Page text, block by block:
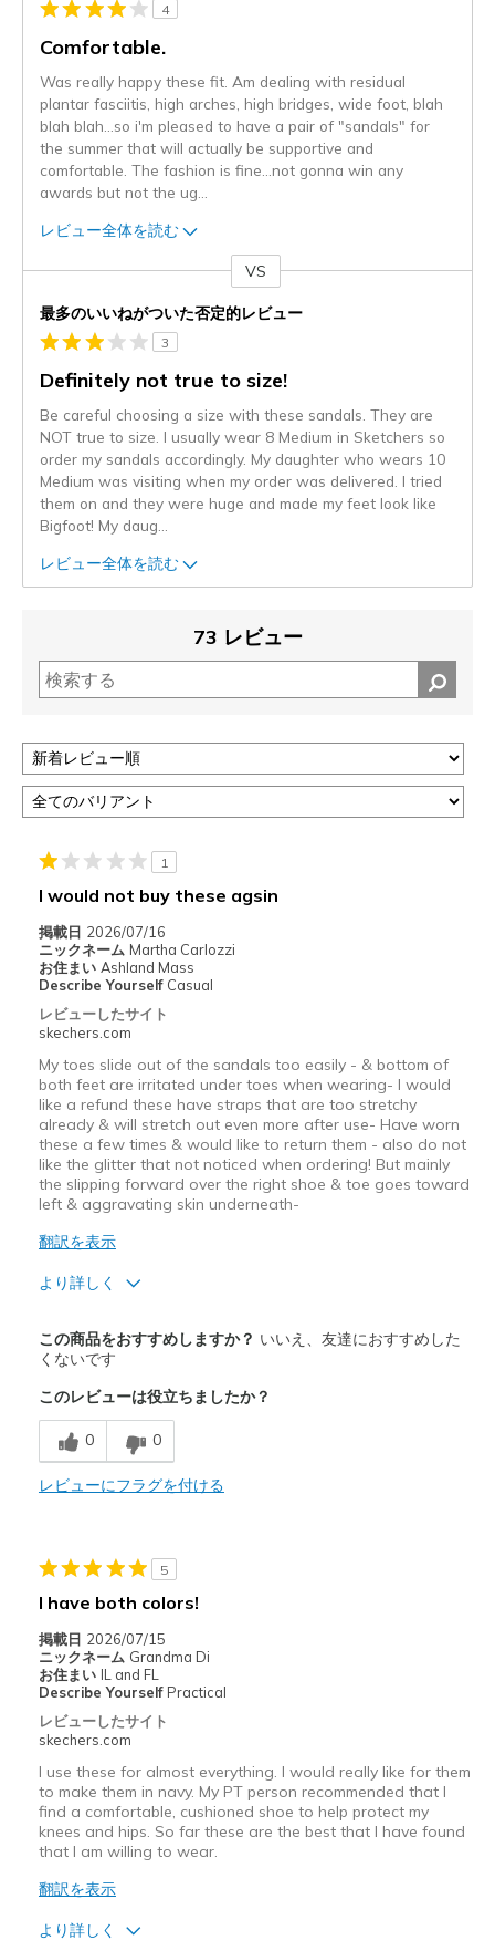
4
Comfortable.
Was really happy these fit. Am dealing with residual
plantar fasciitis, high arches, high bridges, wide foot, blah
blah blah...so i'm pleased to have a pair of "sandals" for
the summer that will actually be supportive and
comfortable. The fashion is fine...not gonna win any
awards but not the ug
レビュー全体を読む
VS
最多のいいねがついた否定的レビュー
3
Definitely not true to size!
Be careful choosing a size with these sandals. They are
NOT true to size. I usually wear 8 Medium in Sketchers so
order my sandals accordingly. My daughter who wears 10
Medium was visiting when my order was delivered. I tried
them on and they were huge and made my feet look like
Bigfoot! My daug
レビュー全体を読む
73 レビュー
1
I would not buy these agsin
掲載日 2026/07/16
ニックネーム Martha Carlozzi
お住まい Ashland Mass
Describe Yourself Casual
レビューしたサイト
skechers.com
My toes slide out of the sandals too easily - & bottom of
both feet are irritated under toes when wearing- I would
like a refund these have straps that are too stretchy
already & will stretch out even more after use- Have worn
these a few times & would like to return them - also do not
like the glitter that not noticed when ordering! But mainly
the slipping forward over the right shoe & toe goes toward
left & aggravating skin underneath-
翻訳を表示
より詳しく
Attractive Design
Breathe Well
Stylish
商品が期待と異なったレビュー
These are irritating the balls of my feet & wou
以下に最適
Casual Wear
Width
Feels too wide
Sizing
View On Shoes
この商品をおすすめしますか？ いいえ、友達におすすめした
くないです
このレビューは役立ちましたか？
0 0
レビューにフラグを付ける
5
I have both colors!
掲載日 2026/07/15
ニックネーム Grandma Di
お住まい IL and FL
Describe Yourself Practical
レビューしたサイト
skechers.com
I use these for almost everything. I would really like for them
to make them in navy. My PT person recommended that I
find a comfortable, cushioned shoe to help protect my
knees and hips. So far these are the best that I have found
that I am willing to wear.
翻訳を表示
より詳しく